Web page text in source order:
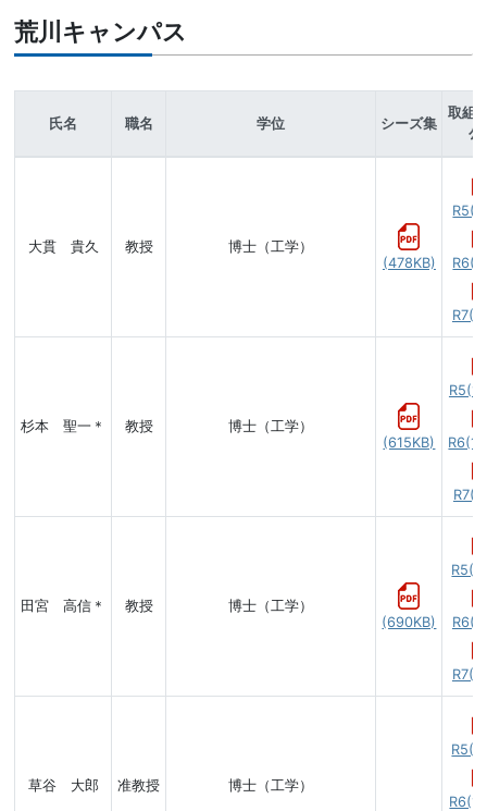
荒川キャンパス
氏名 職名 学位 シーズ集
取組
公
大貫 貴久 教授
博士（工学）
(478KB)
杉本 聖一＊ 教授
博士（工学）
(615KB)
田宮 高信＊ 教授
博士（工学）
(690KB)
草谷 大郎 准教授 博士（工学）